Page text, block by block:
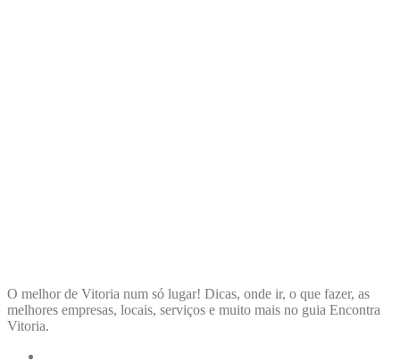
O melhor de Vitoria num só lugar! Dicas, onde ir, o que fazer, as
melhores empresas, locais, serviços e muito mais no guia Encontra
Vitoria.